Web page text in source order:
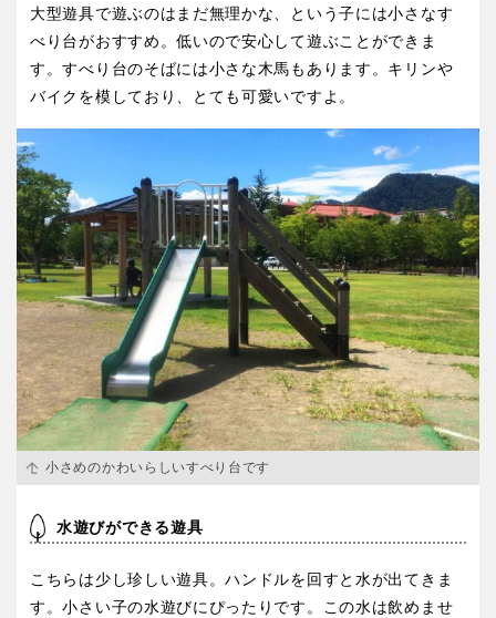
大型遊具で遊ぶのはまだ無理かな、という子には小さなす
べり台がおすすめ。低いので安心して遊ぶことができま
す。すべり台のそばには小さな木馬もあります。キリンや
バイクを模しており、とても可愛いですよ。
小さめのかわいらしいすべり台です
水遊びができる遊具
こちらは少し珍しい遊具。ハンドルを回すと水が出てきま
す。小さい子の水遊びにぴったりです。この水は飲めませ